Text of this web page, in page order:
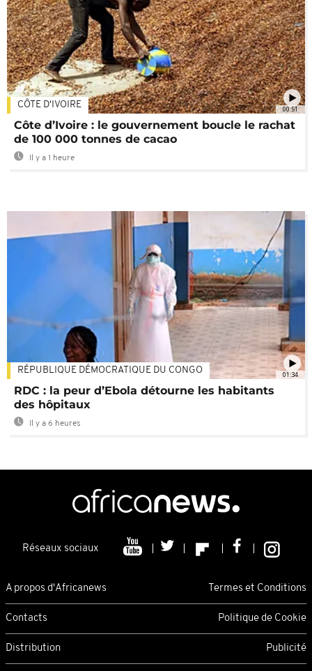
00:51
CÔTE D'IVOIRE
Côte d’Ivoire : le gouvernement boucle le rachat
de 100 000 tonnes de cacao
Il y a 1 heure
01:34
RÉPUBLIQUE DÉMOCRATIQUE DU CONGO
RDC : la peur d’Ebola détourne les habitants
des hôpitaux
Il y a 6 heures
Réseaux sociaux
A propos d'Africanews Termes et Conditions
Contacts Politique de Cookie
Distribution Publicité